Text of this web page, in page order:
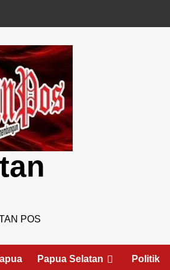
POS
Papua Selatan Politik